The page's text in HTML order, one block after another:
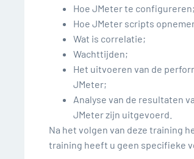
Hoe JMeter te configureren;
Hoe JMeter scripts
Wat is correlatie;
Wachttijden;
Het uitvoeren van de
JMeter;
Analyse van de resultaten
JMeter zijn uitgevoerd.
Na het volgen van deze training
training heeft u geen specifieke